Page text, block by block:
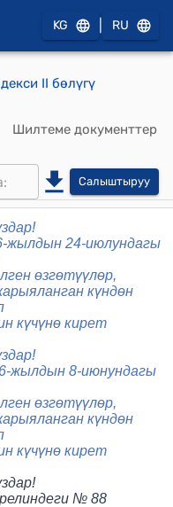
KG RU
II бөлүгү
Шилтеме документтер
Салыштыруу